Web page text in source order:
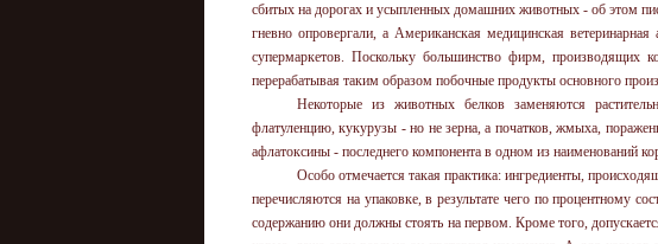
сбитых на дорогах и усыпленных домашних животных - об этом
гневно опровергали, а Американская медицинская
супермаркетов. Поскольку большинство фирм, производящих
перерабатывая таким образом побочные продукты основного
Некоторые из животных белков заменяются
флатуленцию, кукурузы - но не зерна, а початков, жмыха,
афлатоксины - последнего компонента в одном из наименований
Особо отмечается такая практика: ингредиенты,
перечисляются на упаковке, в результате чего по процентному
содержанию они должны стоять на первом. Кроме того,